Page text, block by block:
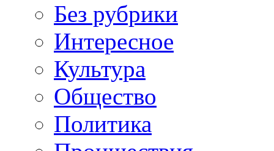
Без рубрики
Интересное
Культура
Общество
Политика